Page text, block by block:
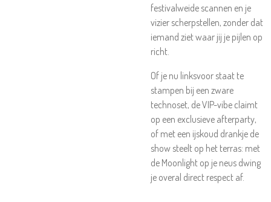
festivalweide scannen en je
vizier scherpstellen, zonder dat
iemand ziet waar jij je pijlen op
richt.
Of je nu linksvoor staat te
stampen bij een zware
technoset, de VIP-vibe claimt
op een exclusieve afterparty,
of met een ijskoud drankje de
show steelt op het terras: met
de Moonlight op je neus dwing
je overal direct respect af.